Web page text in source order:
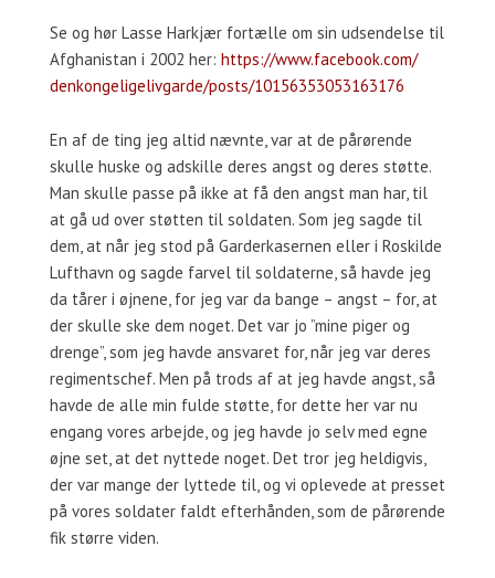
Se og hør Lasse Harkjær fortælle om sin udsendelse til
Afghanistan i 2002 her: https://www.facebook.com/
denkongeligelivgarde/posts/10156353053163176
En af de ting jeg altid nævnte, var at de pårørende
skulle huske og adskille deres angst og deres støtte.
Man skulle passe på ikke at få den angst man har, til
at gå ud over støtten til soldaten. Som jeg sagde til
dem, at når jeg stod på Garderkasernen eller i Roskilde
Lufthavn og sagde farvel til soldaterne, så havde jeg
da tårer i øjnene, for jeg var da bange – angst – for, at
der skulle ske dem noget. Det var jo ”mine piger og
drenge”, som jeg havde ansvaret for, når jeg var deres
regimentschef. Men på trods af at jeg havde angst, så
havde de alle min fulde støtte, for dette her var nu
engang vores arbejde, og jeg havde jo selv med egne
øjne set, at det nyttede noget. Det tror jeg heldigvis,
der var mange der lyttede til, og vi oplevede at presset
på vores soldater faldt efterhånden, som de pårørende
fik større viden.